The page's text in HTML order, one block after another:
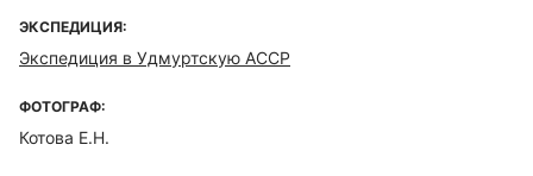
ЭКСПЕДИЦИЯ:
Экспедиция в Удмуртскую АССР
ФОТОГРАФ:
Котова Е.Н.